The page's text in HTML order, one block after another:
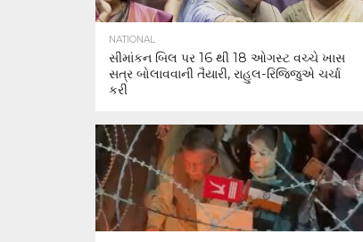
NATIONAL
સીમાંકન બિલ પર 16 થી 18 ઓગસ્ટ વચ્ચે ખાસ
સત્ર બોલાવવાની તૈયારી, રાહુલ-રિજિજુએ ચર્ચા
કરી